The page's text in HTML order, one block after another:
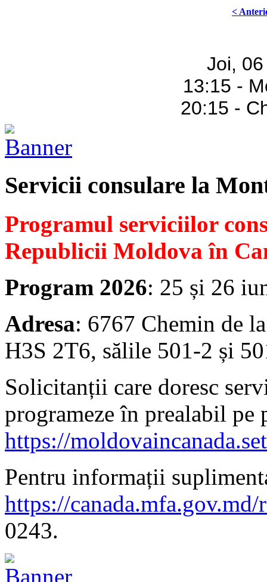
<
Joi,
13:15 -
20:15 -
Servicii consulare la
Programul serviciilor
Republicii Moldova în
Program 2026: 25 și 26
Adresa: 6767 Chemin de
H3S 2T6, sălile 501-2 și
Solicitanții care doresc
programeze în prealabil pe
https://
Pentru informații
https://canada.mfa.gov.md/
0243.